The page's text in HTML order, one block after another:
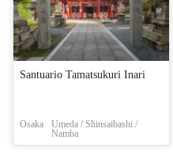
Santuario Tamatsukuri Inari
Osaka
Umeda / Shinsaibashi /
Namba